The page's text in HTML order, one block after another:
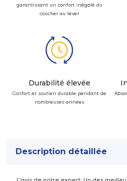
garantissant un confort inégalé du
coucher au lever
Durabilité élevée
Confort et soutien durable pendant de
nombreuses années
Description détaillée